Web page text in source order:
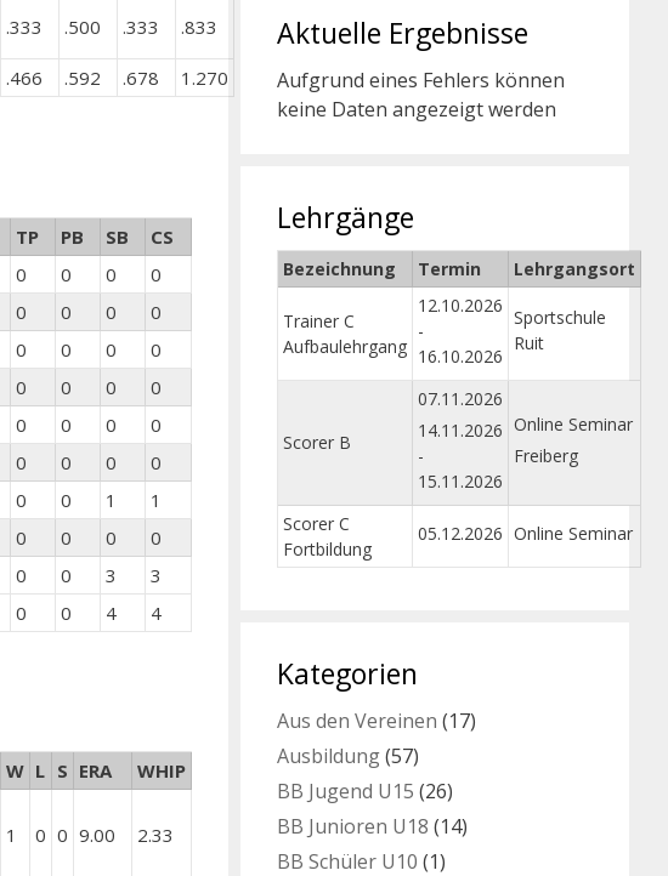
.333 .500 .333 .833
.466 .592 .678 1.270
TP PB SB
CS
0 0 0
0
0 0 0
0
0 0 0
0
0 0 0
0
0 0 0
0
0 0 0
0
0 0 1
1
0 0 0
0
0 0 3
3
0 0 4 4
W L S ERA WHIP
1 0 0 9.00 2.33
Aktuelle Ergebnisse
Aufgrund eines Fehlers können
keine Daten angezeigt werden
Lehrgänge
Bezeichnung Termin Lehrgangsort
Trainer C
Aufbaulehrgang
12.10.2026
-
16.10.2026
Sportschule
Ruit
Scorer B
07.11.2026
14.11.2026
-
15.11.2026
Online Seminar
Freiberg
Scorer C
Fortbildung
05.12.2026 Online Seminar
Kategorien
Aus den Vereinen (17)
Ausbildung(57)
BB Jugend U15 (26)
BB Junioren U18 (14)
BB Schüler U10 (1)